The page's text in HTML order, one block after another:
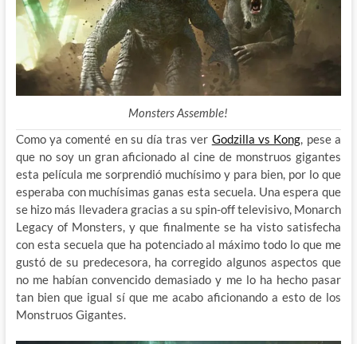
Monsters Assemble!
Como ya comenté en su día tras ver Godzilla vs Kong, pese a
que no soy un gran aficionado al cine de monstruos gigantes
esta película me sorprendió muchísimo y para bien, por lo que
esperaba con muchísimas ganas esta secuela. Una espera que
se hizo más llevadera gracias a su spin-off televisivo, Monarch
Legacy of Monsters, y que finalmente se ha visto satisfecha
con esta secuela que ha potenciado al máximo todo lo que me
gustó de su predecesora, ha corregido algunos aspectos que
no me habían convencido demasiado y me lo ha hecho pasar
tan bien que igual sí que me acabo aficionando a esto de los
Monstruos Gigantes.